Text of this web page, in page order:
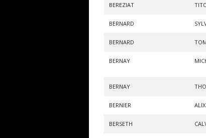
BEREZIAT
BERNARD
BERNARD
BERNAY
BERNAY
BERNIER ALIX
BERSETH